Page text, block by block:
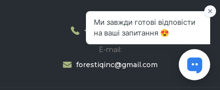
+38 073 008 3003
E-mail:
forestiqinc@gmail.com